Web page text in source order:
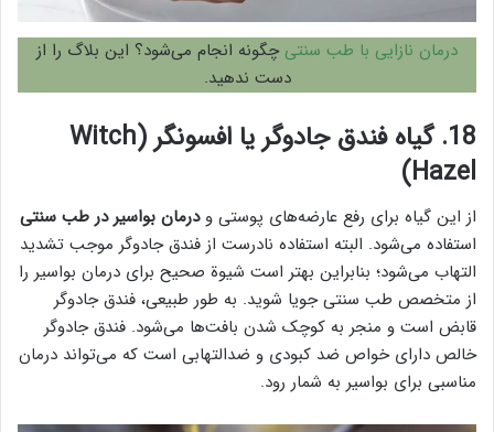
درمان نازایی با طب سنتی چگونه انجام می‌شود؟ این بلاگ را از
دست ندهید.
18. گیاه فندق جادوگر یا افسونگر (Witch
Hazel)
از این گیاه برای رفع عارضه‌های پوستی ودرمان بواسیر در طب سنتی
استفاده می‌شود. البته استفاده نادرست از فندق جادوگر موجب تشدید
التهاب می‌شود؛ بنابراین بهتر است شیوة صحیح برای درمان بواسیر را
از متخصص طب سنتی جویا شوید. به طور طبیعی، فندق جادوگر
قابض است و منجر به کوچک شدن بافت‌ها می‌شود. فندق جادوگر
خالص دارای خواص ضد کبودی و ضدالتهابی است که می‌تواند درمان
مناسبی برای بواسیر به شمار رود.